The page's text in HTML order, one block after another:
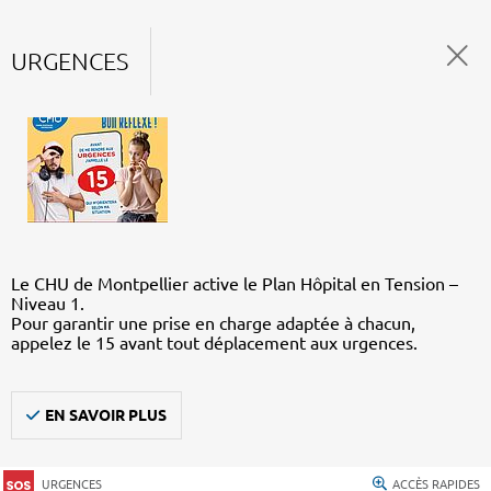
URGENCES
Le CHU de Montpellier active le Plan Hôpital en Tension –
Niveau 1.
Pour garantir une prise en charge adaptée à chacun,
appelez le 15 avant tout déplacement aux urgences.
EN SAVOIR PLUS
URGENCES ACCÈS RAPIDES